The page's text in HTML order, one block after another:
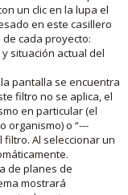
un clic en la lupa el
en este casillero
cada proyecto:
situación actual del
pantalla se encuentra
filtro no se aplica, el
en particular (el
organismo) o “---
filtro. Al seleccionar un
de planes de
mostrará